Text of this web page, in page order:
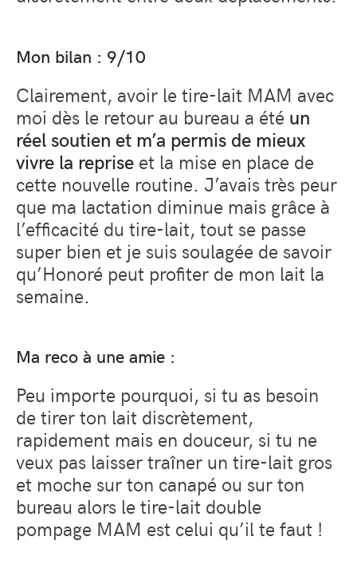
Mon bilan : 9/10
Clairement, avoir le tire-lait MAM avec
moi dès le retour au bureau a été un
réel soutien et m’a permis de mieux
vivre la reprise et la mise en place de
cette nouvelle routine. J’avais très peur
que ma lactation diminue mais grâce à
l’efficacité du tire-lait, tout se passe
super bien et je suis soulagée de savoir
qu’Honoré peut profiter de mon lait la
semaine.
Ma reco à une amie :
Peu importe pourquoi, si tu as besoin
de tirer ton lait discrètement,
rapidement mais en douceur, si tu ne
veux pas laisser traîner un tire-lait gros
et moche sur ton canapé ou sur ton
bureau alors le tire-lait double
pompage MAM est celui qu’il te faut !